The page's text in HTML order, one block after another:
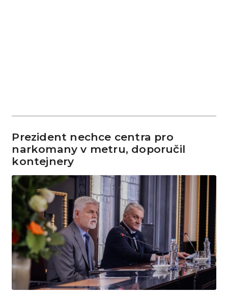
Prezident nechce centra pro
narkomany v metru, doporučil
kontejnery